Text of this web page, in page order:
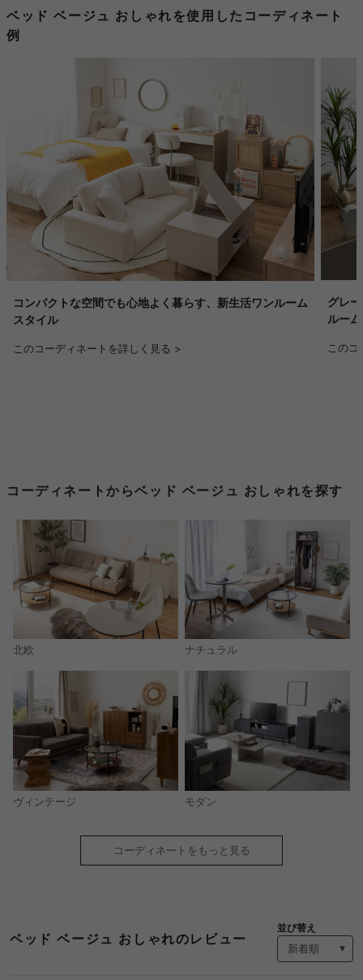
ベッド ベージュ おしゃれを使用したコーディネート
例
コンパクトな空間でも心地よく暮らす、新生活ワンルーム
スタイル
このコーディネートを詳しく見る >
グレ
ルーム
この
コーディネートからベッド ベージュ おしゃれを探す
北欧 ナチュラル
ヴィンテージ モダン
コーディネートをもっと見る
ベッド ベージュ おしゃれのレビュー
並び替え